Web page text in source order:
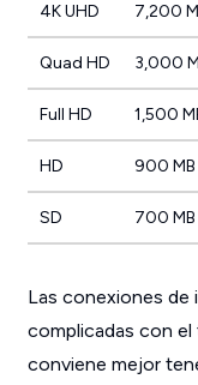
4K UHD 7,200
Quad HD 3,000
Full HD 1,500
HD 900 MB
SD 700 MB
Las conexiones de
complicadas con el
conviene mejor